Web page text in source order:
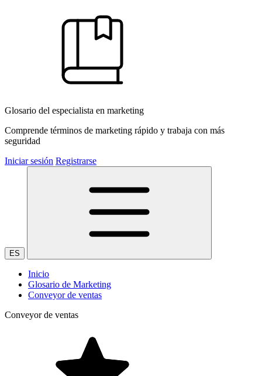
Glosario del especialista en marketing
Comprende términos de marketing rápido y trabaja con más
seguridad
Iniciar sesión Registrarse
ES
Inicio
Glosario de Marketing
Conveyor de ventas
Conveyor de ventas